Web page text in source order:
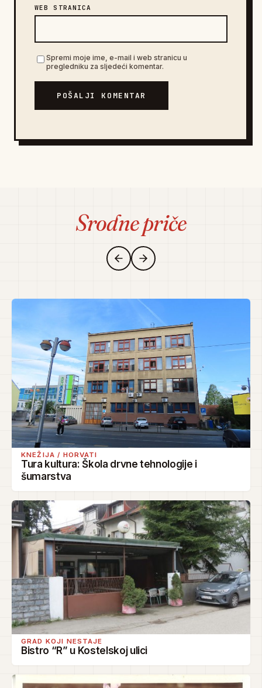
WEB STRANICA
Spremi moje ime, e-mail i web stranicu u
pregledniku za sljedeći komentar.
POŠALJI KOMENTAR
Srodne priče
KNEŽIJA / HORVATI
Tura kultura: Škola drvne tehnologije i
šumarstva
GRAD KOJI NESTAJE
Bistro “R” u Kostelskoj ulici